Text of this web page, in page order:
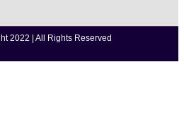
2022 | All Rights Reserved